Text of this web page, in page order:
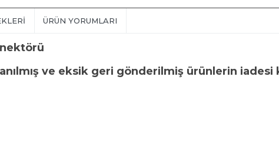
ÜRÜN YORUMLARI
ve eksik geri gönderilmiş ürünlerin